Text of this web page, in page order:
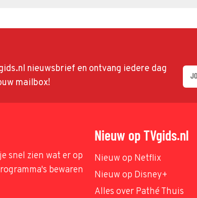
nieuwsbrief en ontvang iedere dag
mailbox!
snel zien wat er op
bewaren
Nieuw op TVgids.nl
Nieuw op Netflix
Nieuw op Disney+
Alles over Pathé Thuis